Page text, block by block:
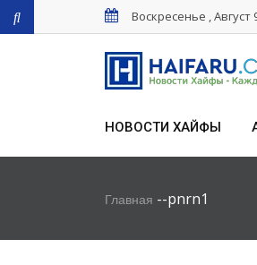
Воскресенье , Август
НОВОСТИ ХАЙФЫ
Главная --pnrn1